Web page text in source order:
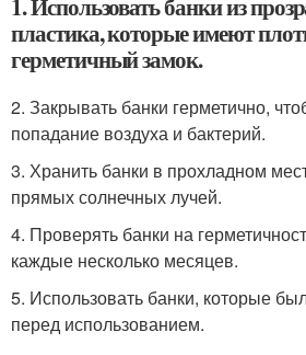
1. Использовать банки из
пластика, которые имеют
герметичный замок.
2. Закрывать банки герметично,
попадание воздуха и бактерий.
3. Хранить банки в прохладном
прямых солнечных лучей.
4. Проверять банки на
каждые несколько месяцев.
5. Использовать банки, которые
перед использованием.